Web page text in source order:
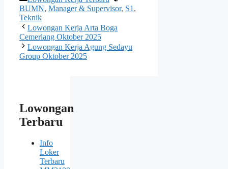
BUMN, Manager & Supervisor, S1 ,
Teknik
Lowongan Kerja Arta Boga
Cemerlang Oktober 2025
Lowongan Kerja Agung Sedayu
Group Oktober 2025
Lowongan
Terbaru
Info
Loker
Terbaru